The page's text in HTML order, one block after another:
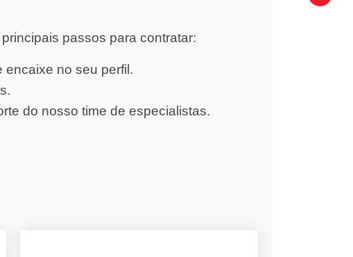
passos para contratar:
no seu perfil.
do nosso time de especialistas.